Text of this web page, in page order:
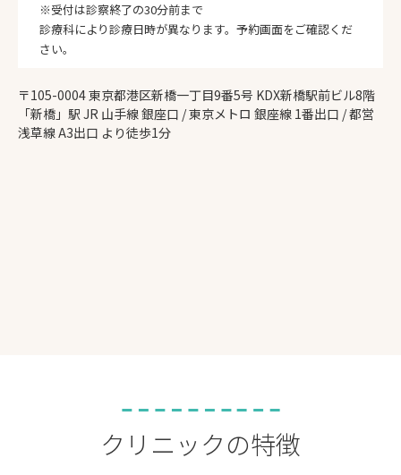
※受付は診察終了の30分前まで
診療科により診療日時が異なります。予約画面をご確認くだ
さい。
〒105-0004 東京都港区新橋一丁目9番5号 KDX新橋駅前ビル8階
「新橋」駅 JR 山手線 銀座口 / 東京メトロ 銀座線 1番出口 / 都営
浅草線 A3出口 より徒歩1分
クリニックの特徴